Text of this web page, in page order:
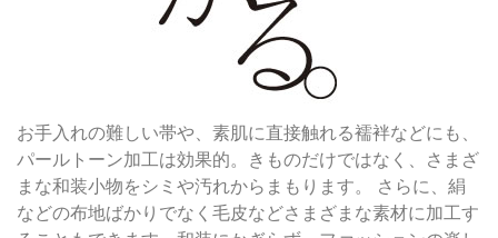
お手入れの難しい帯や、素肌に直接触れる襦袢などにも、
パールトーン加工は効果的。きものだけではなく、さまざ
まな和装小物をシミや汚れからまもります。 さらに、絹
などの布地ばかりでなく毛皮などさまざまな素材に加工す